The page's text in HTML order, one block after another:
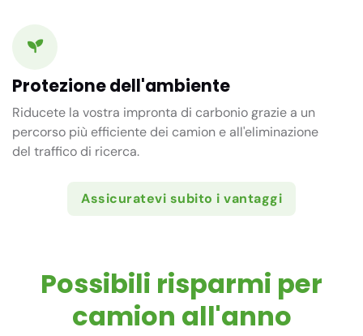
Protezione dell'ambiente
Riducete la vostra impronta di carbonio grazie a un
percorso più efficiente dei camion e all'eliminazione
del traffico di ricerca.
Assicuratevi subito i vantaggi
Possibili risparmi per
camion all'anno